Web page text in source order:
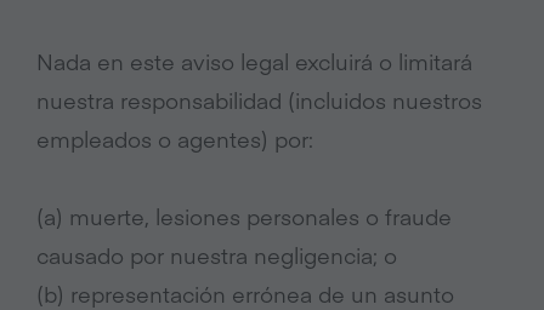
Nada en este aviso legal excluirá o limitará
nuestra responsabilidad (incluidos nuestros
empleados o agentes) por:
(a) muerte, lesiones personales o fraude
causado por nuestra negligencia; o
(b) representación errónea de un asunto